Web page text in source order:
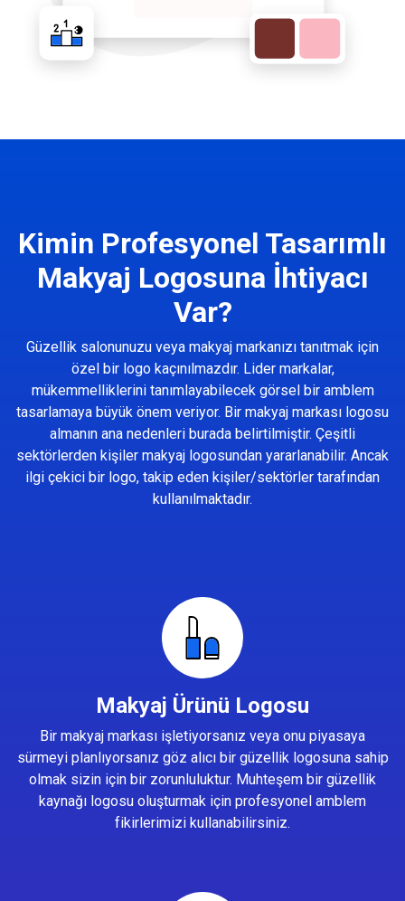
Kimin Profesyonel Tasarımlı
Makyaj Logosuna İhtiyacı
Var?
Güzellik salonunuzu veya makyaj markanızı tanıtmak için
özel bir logo kaçınılmazdır. Lider markalar,
mükemmelliklerini tanımlayabilecek görsel bir amblem
tasarlamaya büyük önem veriyor. Bir makyaj markası logosu
almanın ana nedenleri burada belirtilmiştir. Çeşitli
sektörlerden kişiler makyaj logosundan yararlanabilir. Ancak
ilgi çekici bir logo, takip eden kişiler/sektörler tarafından
kullanılmaktadır.
Makyaj Ürünü Logosu
Bir makyaj markası işletiyorsanız veya onu piyasaya
sürmeyi planlıyorsanız göz alıcı bir güzellik logosuna sahip
olmak sizin için bir zorunluluktur. Muhteşem bir güzellik
kaynağı logosu oluşturmak için profesyonel amblem
fikirlerimizi kullanabilirsiniz.